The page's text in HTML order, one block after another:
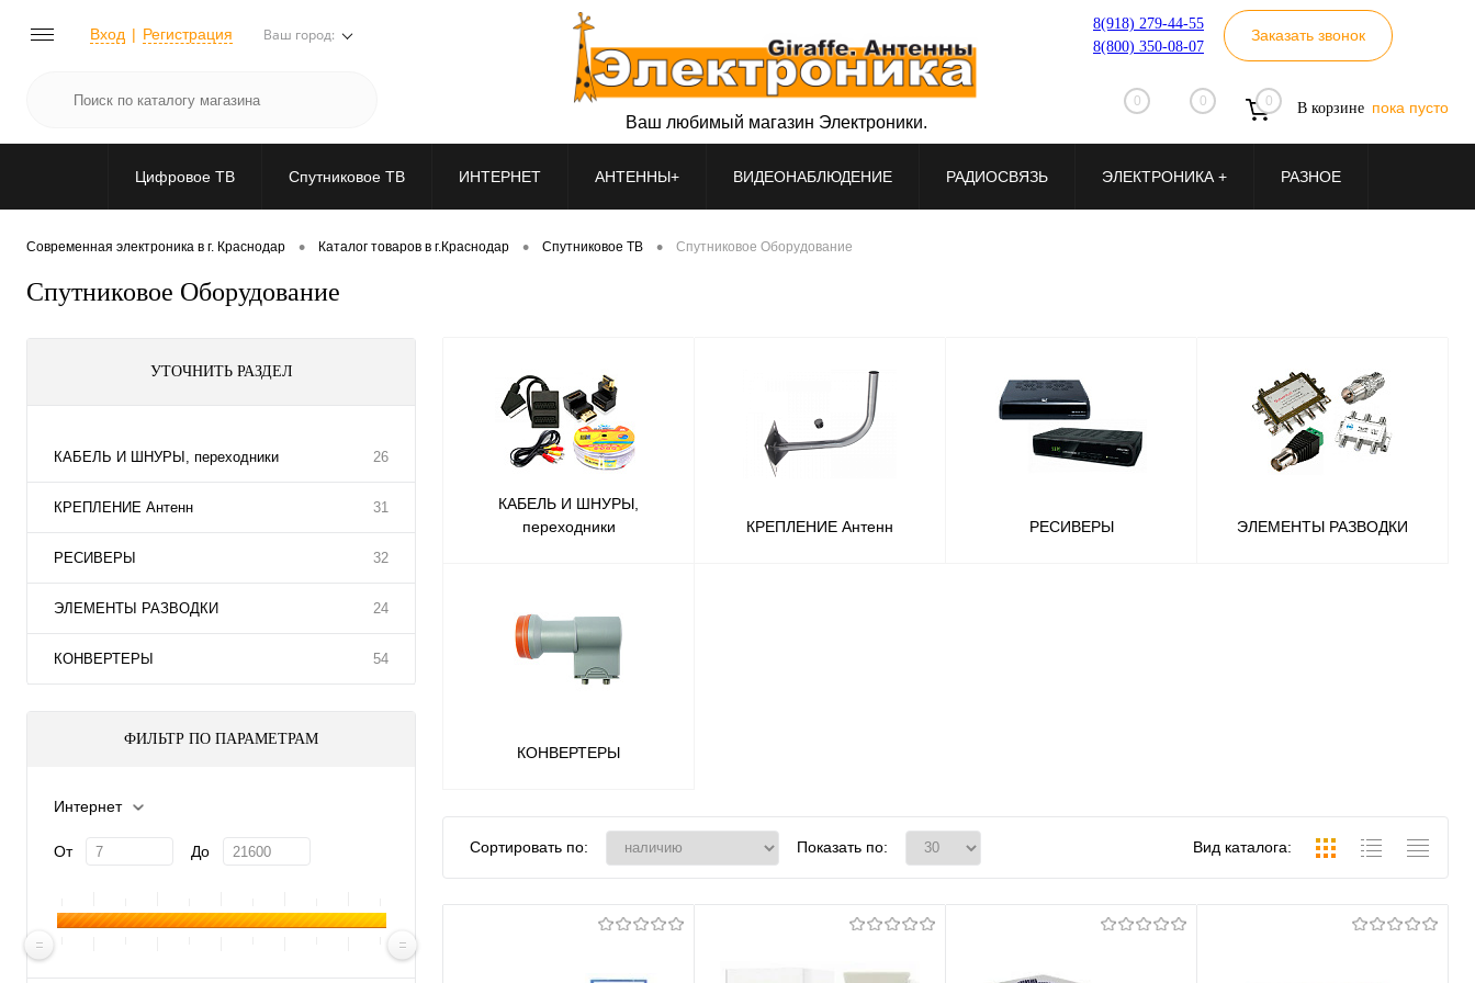
Вход Регистрация Ваш город:
8(918) 279-44-55
8(800) 350-08-07
Заказать звонок
0 0 0 В корзине пока пусто
Ваш любимый магазин Электроники.
Цифровое ТВ Спутниковое ТВ ИНТЕРНЕТ АНТЕННЫ+ ВИДЕОНАБЛЮДЕНИЕ РАДИОСВЯЗЬ ЭЛЕКТРОНИКА + РАЗНОЕ
Современная электроника в г. Краснодар • Каталог товаров в г.Краснодар • Спутниковое ТВ • Спутниковое Оборудование
Спутниковое Оборудование
УТОЧНИТЬ РАЗДЕЛ
КАБЕЛЬ И ШНУРЫ, переходники 26
КРЕПЛЕНИЕ Антенн 31
РЕСИВЕРЫ 32
ЭЛЕМЕНТЫ РАЗВОДКИ 24
КОНВЕРТЕРЫ 54
ФИЛЬТР ПО ПАРАМЕТРАМ
Интернет
От До
КАБЕЛЬ И ШНУРЫ,
переходники
КРЕПЛЕНИЕ Антенн РЕСИВЕРЫ ЭЛЕМЕНТЫ РАЗВОДКИ
КОНВЕРТЕРЫ
Сортировать по: Показать по: Вид каталога: